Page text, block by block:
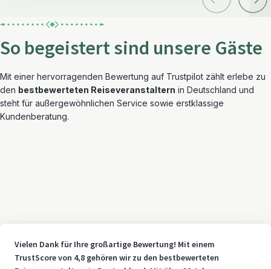
So begeistert sind unsere Gäste
Mit einer hervorragenden Bewertung auf Trustpilot zählt erlebe zu
den bestbewerteten Reiseveranstaltern in Deutschland und
steht für außergewöhnlichen Service sowie erstklassige
Kundenberatung.
Vielen Dank für Ihre großartige Bewertung! Mit einem
TrustScore von 4,8 gehören wir zu den bestbewerteten